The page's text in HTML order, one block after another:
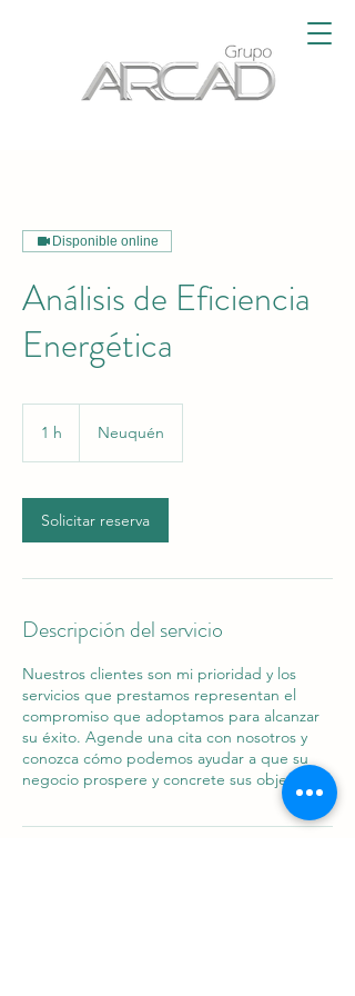
Disponible online
Análisis de Eficiencia
Energética
1 h Neuquén
Solicitar reserva
Descripción del servicio
Nuestros clientes son mi prioridad y los
servicios que prestamos representan el
compromiso que adoptamos para alcanzar
su éxito. Agende una cita con nosotros y
conozca cómo podemos ayudar a que su
negocio prospere y concrete sus objetivos.